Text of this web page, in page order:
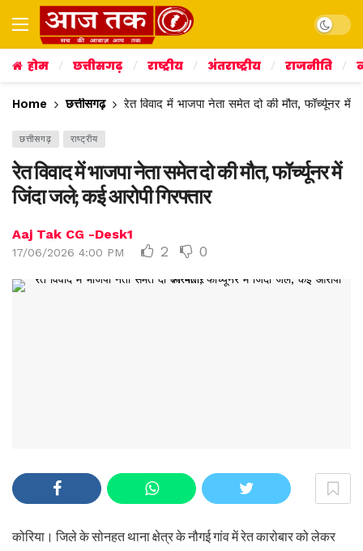
Dark
होम छत्तीसगढ़ राष्ट्रीय अंतराष्ट्रीय राजनीति
Home छत्तीसगढ़ रेत विवाद में भाजपा नेता समेत दो की मौत, फॉर्च्यूनर में
छत्तीसगढ़ राष्ट्रीय
रेत विवाद में भाजपा नेता समेत दो की मौत, फॉर्च्यूनर में
जिंदा जले; कई आरोपी गिरफ्तार
Aaj Tak CG -Desk1
17/06/2026 4:00 PM 2 0
कोरिया। जिले के सोनहत थाना क्षेत्र के नौगई गांव में रेत कारोबार को लेकर